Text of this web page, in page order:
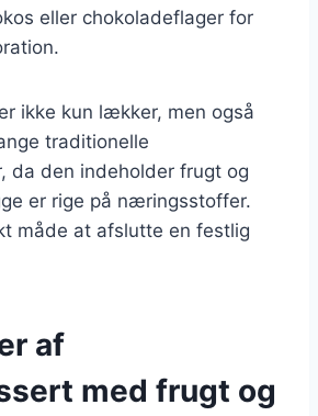
eller chokoladeflager for
ikke kun lækker, men også
traditionelle
da den indeholder frugt og
er rige på næringsstoffer.
måde at afslutte en festlig
af
med frugt og